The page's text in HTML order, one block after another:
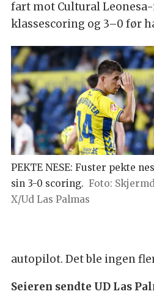
fart mot Cultural
klassescoring og 3–0 før
PEKTE NESE: Fuster pekte
sin 3-0 scoring.
X/Ud Las Palmas
autopilot. Det ble ingen
Seieren sendte UD Las